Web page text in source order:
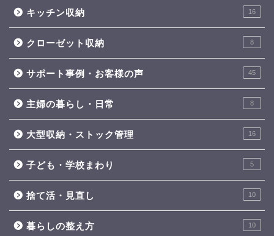
キッチン収納 16
クローゼット収納 8
サポート事例・お客様の声 45
主婦の暮らし・日常 8
大型収納・ストック管理 16
子ども・学校まわり 5
捨て活・見直し 10
暮らしの整え方 10